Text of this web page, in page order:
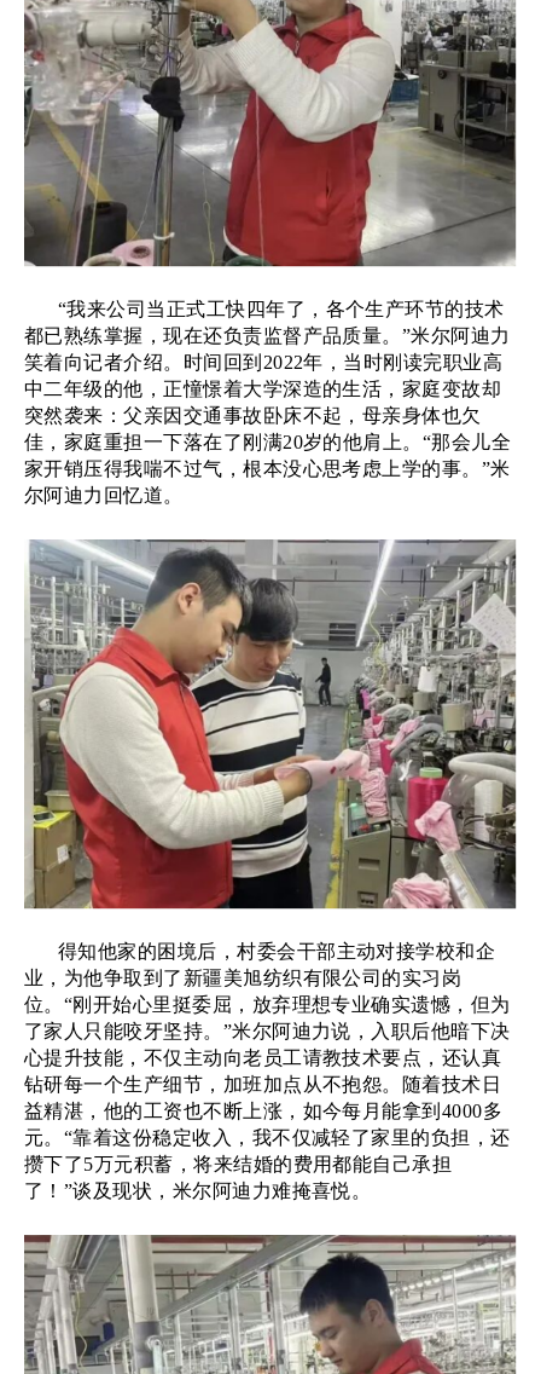
“我来公司当正式工快四年了，各个生产环节的技术
都已熟练掌握，现在还负责监督产品质量。”米尔阿迪力
笑着向记者介绍。时间回到2022年，当时刚读完职业高
中二年级的他，正憧憬着大学深造的生活，家庭变故却
突然袭来：父亲因交通事故卧床不起，母亲身体也欠
佳，家庭重担一下落在了刚满20岁的他肩上。“那会儿全
家开销压得我喘不过气，根本没心思考虑上学的事。”米
尔阿迪力回忆道。
得知他家的困境后，村委会干部主动对接学校和企
业，为他争取到了新疆美旭纺织有限公司的实习岗
位。 “刚开始心里挺委屈，放弃理想专业确实遗憾，但为
了家人只能咬牙坚持。”米尔阿迪力说，入职后他暗下决
心提升技能，不仅主动向老员工请教技术要点，还认真
钻研每一个生产细节，加班加点从不抱怨。随着技术日
益精湛，他的工资也不断上涨，如今每月能拿到4000多
元。“靠着这份稳定收入，我不仅减轻了家里的负担，还
攒下了5万元积蓄，将来结婚的费用都能自己承担
了！”谈及现状，米尔阿迪力难掩喜悦。